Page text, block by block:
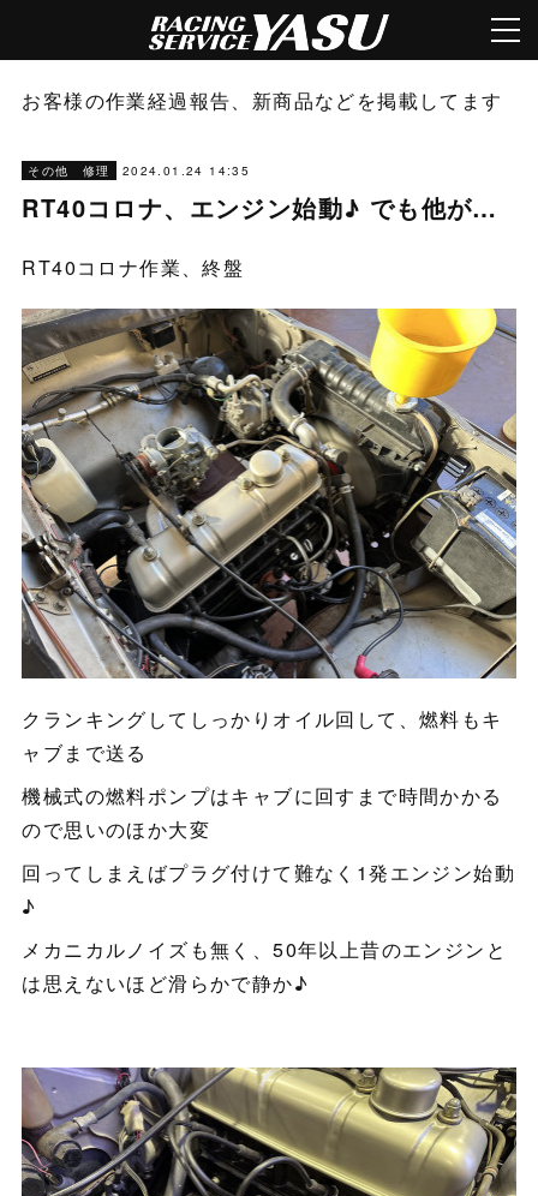
お客様の作業経過報告、新商品などを掲載してます
その他 修理 2024.01.24 14:35
RT40コロナ、エンジン始動♪ でも他が…
RT40コロナ作業、終盤
クランキングしてしっかりオイル回して、燃料もキ
ャブまで送る
機械式の燃料ポンプはキャブに回すまで時間かかる
ので思いのほか大変
回ってしまえばプラグ付けて難なく1発エンジン始動
♪
メカニカルノイズも無く、50年以上昔のエンジンと
は思えないほど滑らかで静か♪